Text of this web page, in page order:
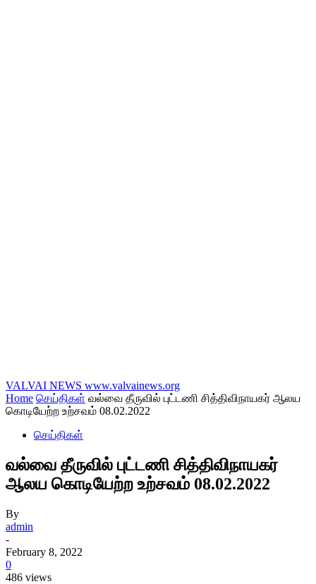
VALVAI NEWS www.valvainews.org
Home செய்திகள் வல்வை தீருவில் புட்டணி சித்திவிநாயகர் ஆலய
கொடியேற்ற உற்சவம் 08.02.2022
செய்திகள்
வல்வை தீருவில் புட்டணி சித்திவிநாயகர்
ஆலய கொடியேற்ற உற்சவம் 08.02.2022
By
admin
-
February 8, 2022
0
486 views